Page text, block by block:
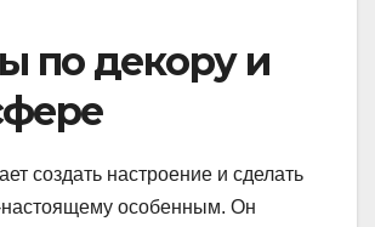
по декору и
создать настроение и сделать
настоящему особенным. Он